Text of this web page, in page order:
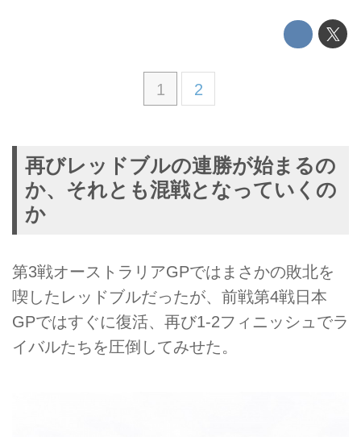
1 2
再びレッドブルの連勝が始まるの
か、それとも混戦となっていくの
か
第3戦オーストラリアGPではまさかの敗北を
喫したレッドブルだったが、前戦第4戦日本
GPではすぐに復活、再び1-2フィニッシュでラ
イバルたちを圧倒してみせた。